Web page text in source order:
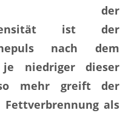
der
ist der
nach dem
je niedriger dieser
mehr greift der
als